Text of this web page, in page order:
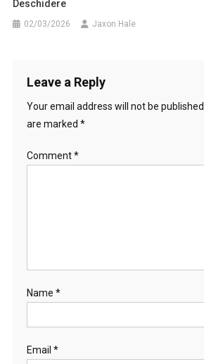
Deschidere
02/03/2026 Jaxon Hale
Leave a Reply
Your email address will not be published.
are marked *
Comment*
Name *
Email *